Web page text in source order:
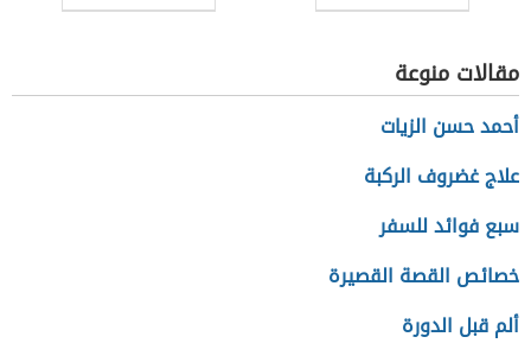
مقالات منوعة
أحمد حسن الزيات
علاج غضروف الركبة
سبع فوائد للسفر
خصائص القصة القصيرة
ألم قبل الدورة